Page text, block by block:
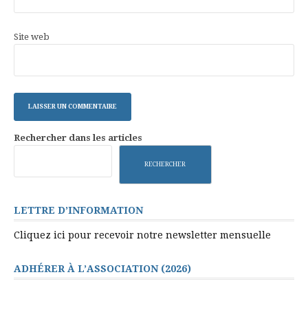
Site web
Rechercher dans les articles
RECHERCHER
LETTRE D’INFORMATION
Cliquez ici pour recevoir notre newsletter mensuelle
ADHÉRER À L’ASSOCIATION (2026)